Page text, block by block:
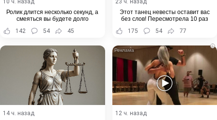
Ролик длится несколько секунд, а
смеяться вы будете долго
142
54 45
Этот танец невесты оставит вас
без слов! Пересмотрела 10 раз
175
54 77
14 ч. назад
i
12 ч. назад